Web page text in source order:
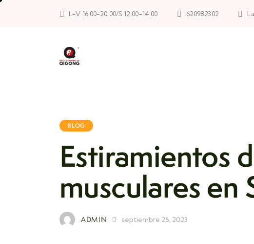
L-V 16:00-20:00/S 12:00-14:00 620982302
BLOG
Estiramientos
musculares en
ADMIN septiembre 26, 2023